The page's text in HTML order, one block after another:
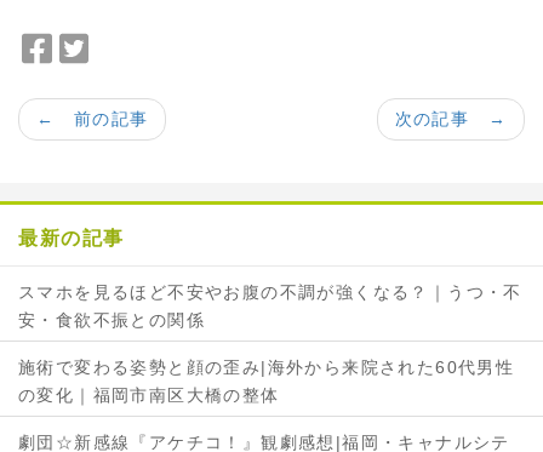
c
e
o
k
シ
ェ
i
t
r
で
ェ
ア
次の記事 →
← 前の記事
最新の記事
スマホを見るほど不安やお腹の不調が強くなる？｜うつ・不
安・食欲不振との関係
施術で変わる姿勢と顔の歪み|海外から来院された60代男性
の変化｜福岡市南区大橋の整体
劇団☆新感線『アケチコ！』観劇感想|福岡・キャナルシテ